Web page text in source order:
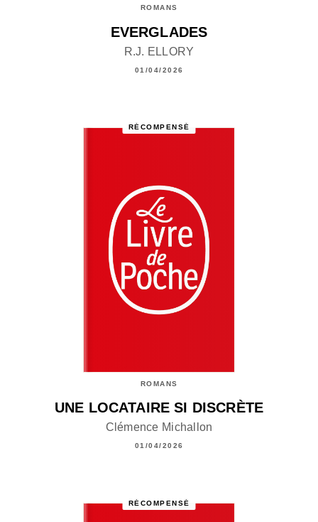
ROMANS
EVERGLADES
R.J. ELLORY
01/04/2026
RÉCOMPENSÉ
ROMANS
UNE LOCATAIRE SI DISCRÈTE
Clémence Michallon
01/04/2026
RÉCOMPENSÉ